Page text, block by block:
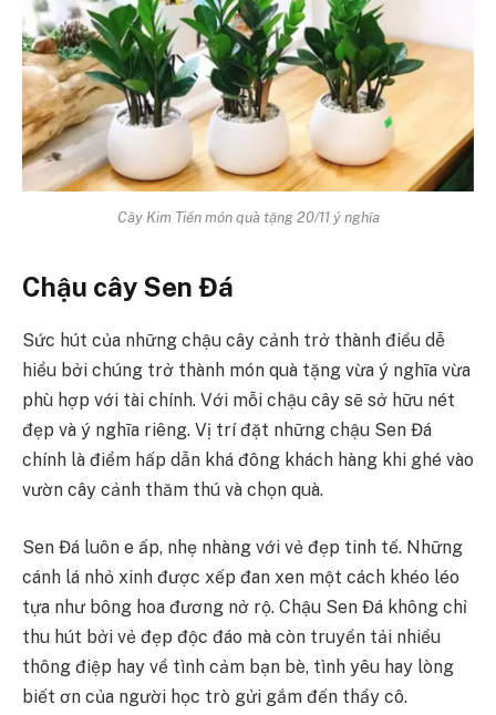
Cây Kim Tiền món quà tặng 20/11 ý nghĩa
Chậu cây Sen Đá
Sức hút của những chậu cây cảnh trở thành điều dễ
hiểu bởi chúng trở thành món quà tặng vừa ý nghĩa vừa
phù hợp với tài chính. Với mỗi chậu cây sẽ sở hữu nét
đẹp và ý nghĩa riêng. Vị trí đặt những chậu Sen Đá
chính là điểm hấp dẫn khá đông khách hàng khi ghé vào
vườn cây cảnh thăm thú và chọn quà.
Sen Đá luôn e ấp, nhẹ nhàng với vẻ đẹp tinh tế. Những
cánh lá nhỏ xinh được xếp đan xen một cách khéo léo
tựa như bông hoa đương nở rộ. Chậu Sen Đá không chỉ
thu hút bởi vẻ đẹp độc đáo mà còn truyền tải nhiều
thông điệp hay về tình cảm bạn bè, tình yêu hay lòng
biết ơn của người học trò gửi gắm đến thầy cô.